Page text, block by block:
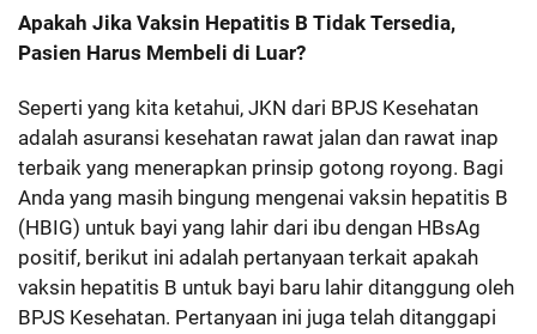
Apakah Jika Vaksin Hepatitis B Tidak Tersedia,
Pasien Harus Membeli di Luar?
Seperti yang kita ketahui, JKN dari BPJS Kesehatan
adalah asuransi kesehatan rawat jalan dan rawat inap
terbaik yang menerapkan prinsip gotong royong. Bagi
Anda yang masih bingung mengenai vaksin hepatitis B
(HBIG) untuk bayi yang lahir dari ibu dengan HBsAg
positif, berikut ini adalah pertanyaan terkait apakah
vaksin hepatitis B untuk bayi baru lahir ditanggung oleh
BPJS Kesehatan. Pertanyaan ini juga telah ditanggapi